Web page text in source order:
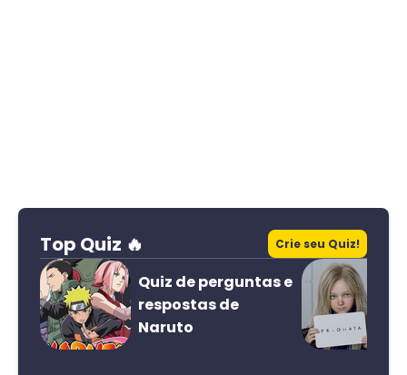
Top Quiz 🔥 Crie seu Quiz!
Quiz de perguntas e
respostas de
Naruto